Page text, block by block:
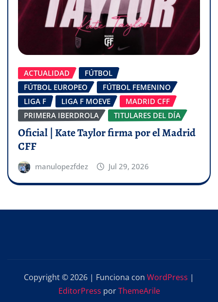
ACTUALIDAD
FÚTBOL
FÚTBOL EUROPEO
FÚTBOL FEMENINO
LIGA F
LIGA F MOEVE
MADRID CFF
PRIMERA IBERDROLA
TITULARES DEL DÍA
Oficial | Kate Taylor firma por el Madrid
CFF
manulopezfdez Jul 29, 2026
Copyright © 2026 | Funciona con WordPress |
EditorPress porThemeArile